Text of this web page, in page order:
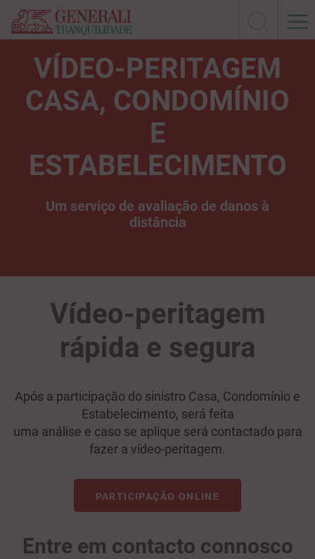
VÍDEO-PERITAGEM
CASA, CONDOMÍNIO
E
ESTABELECIMENTO
Um serviço de avaliação de danos à
distância
Vídeo-peritagem
rápida e segura
Após a participação do sinistro Casa, Condomínio e
Estabelecimento, será feita
uma análise e caso se aplique será contactado para
fazer a vídeo-peritagem.
PARTICIPAÇÃO ONLINE
Entre em contacto connosco